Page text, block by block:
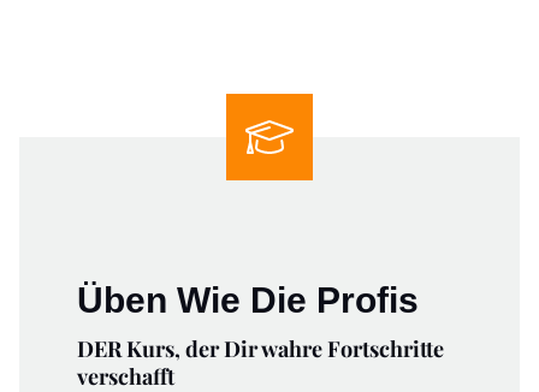
Üben Wie Die Profis
DER Kurs, der Dir wahre Fortschritte
verschafft